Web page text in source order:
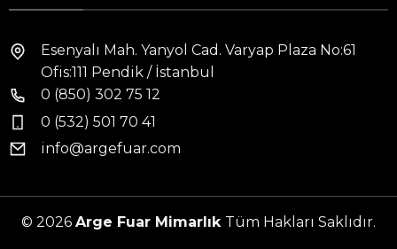
Esenyalı Mah. Yanyol Cad. Varyap Plaza No:61
Ofis:111 Pendik / İstanbul
0 (850) 302 75 12
0 (532) 501 70 41
info@argefuar.com
© 2026 Arge Fuar Mimarlık Tüm Hakları Saklıdır.